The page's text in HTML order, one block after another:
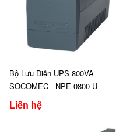
Bộ Lưu Điện UPS 800VA
SOCOMEC - NPE-0800-U
Liên hệ